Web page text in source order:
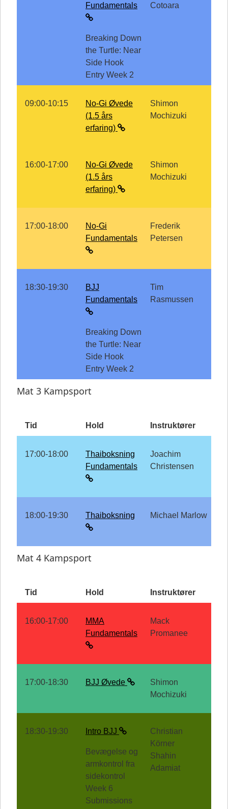
Fundamentals
Breaking Down
the Turtle: Near
Side Hook
Entry Week 2
Cotoara
09:00-10:15
No-Gi Øvede
(1.5 års
erfaring)
Shimon
Mochizuki
16:00-17:00
No-Gi Øvede
(1.5 års
erfaring)
Shimon
Mochizuki
17:00-18:00
No-Gi
Fundamentals
Frederik
Petersen
18:30-19:30
BJJ
Fundamentals
Breaking Down
the Turtle: Near
Side Hook
Entry Week 2
Tim
Rasmussen
Mat 3 Kampsport
Tid Hold Instruktører
17:00-18:00
Thaiboksning
Fundamentals
Joachim
Christensen
18:00-19:30 Thaiboksning Michael Marlow
Mat 4 Kampsport
Tid Hold Instruktører
16:00-17:00
MMA
Fundamentals
Mack
Promanee
17:00-18:30 BJJ Øvede
Shimon
Mochizuki
18:30-19:30 Intro BJJ
Bevægelse og
armkontrol fra
sidekontrol
Week 6
Submissions
Christian
Körner
Shahin
Adamiat